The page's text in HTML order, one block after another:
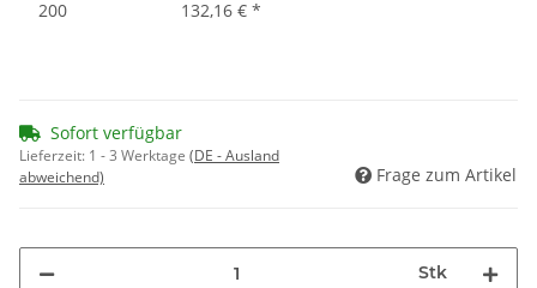
200
132,16 € *
Sofort verfügbar
Lieferzeit: 1 - 3 Werktage (DE - Ausland
abweichend)
Frage zum Artikel
Stk